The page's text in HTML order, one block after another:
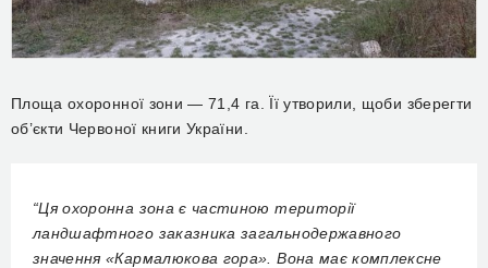
Площа охоронної зони — 71,4 га. Її утворили, щоби зберегти
об’єкти Червоної книги України.
“Ця охоронна зона є частиною території
ландшафтного заказника загальнодержавного
значення «Кармалюкова гора». Вона має комплексне